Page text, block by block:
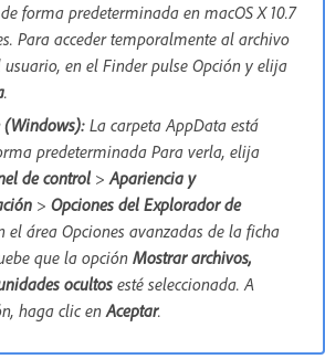
forma predeterminada en macOS X 10.7
Para acceder temporalmente al archivo
en el Finder pulse Opción y elija
.
La carpeta AppData está
predeterminada Para verla, elija
de control >Apariencia y
> Opciones del Explorador de
el área Opciones avanzadas de la ficha
que la opción Mostrar archivos,
ocultos esté seleccionada. A
haga clic enAceptar.